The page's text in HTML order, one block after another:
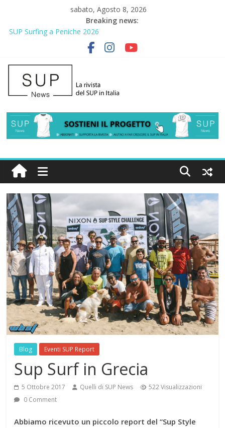
sabato, Agosto 8, 2026
Breaking news:
SUP Surfing a Peniche 2026
AirSUP a Gallico: prima storica gara per Reggio Calabria
Gallico Paddle Fest 2026: sul lungomare di Gallico torna la festa
del SUP
Porto Selvaggio, a lezione di soccorso con la giornata della
prevenzione
2° Urban Sup Trophy: la regata solidale per lo IOR
Blog Eventi SUP Report
Sup Surf in Grecia
5 Ottobre 2017 Quelli di SUP News
522 Visualizzazioni
0 Comment
Abbiamo ricevuto un piccolo report del “Sup Style